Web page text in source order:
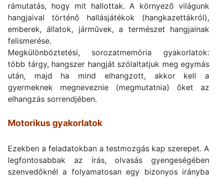
rámutatás, hogy mit hallottak. A környező világunk
hangjaival történő hallásjátékok (hangkazettákról),
emberek, állatok, járművek, a természet hangjainak
felismerése.
Megkülönböztetési, sorozatmemória gyakorlatok:
több tárgy, hangszer hangját szólaltatjuk meg egymás
után, majd ha mind elhangzott, akkor kell a
gyermeknek megneveznie (megmutatnia) őket az
elhangzás sorrendjében.
Motorikus gyakorlatok
Ezekben a feladatokban a testmozgás kap szerepet. A
legfontosabbak az írás, olvasás gyengeségében
szenvedőknél a folyamatosan egy bizonyos irányba